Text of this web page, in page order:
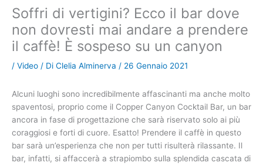
Soffri di vertigini? Ecco il bar dove
non dovresti mai andare a prendere
il caffè! È sospeso su un canyon
/ Video / Di Clelia Alminerva / 26 Gennaio 2021
Alcuni luoghi sono incredibilmente affascinanti ma anche molto
spaventosi, proprio come il Copper Canyon Cocktail Bar, un bar
ancora in fase di progettazione che sarà riservato solo ai più
coraggiosi e forti di cuore. Esatto! Prendere il caffè in questo
bar sarà un’esperienza che non per tutti risulterà rilassante. Il
bar, infatti, si affaccerà a strapiombo sulla splendida cascata di